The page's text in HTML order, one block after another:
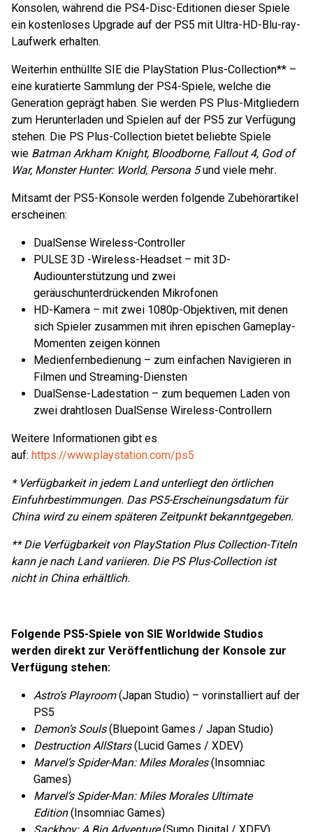
Konsolen, während die PS4-Disc-Editionen dieser Spiele
ein kostenloses Upgrade auf der PS5 mit Ultra-HD-Blu-ray-
Laufwerk erhalten.
Weiterhin enthüllte SIE die PlayStation Plus-Collection** –
eine kuratierte Sammlung der PS4-Spiele, welche die
Generation geprägt haben. Sie werden PS Plus-Mitgliedern
zum Herunterladen und Spielen auf der PS5 zur Verfügung
stehen. Die PS Plus-Collection bietet beliebte Spiele
wie Batman Arkham Knight, Bloodborne, Fallout 4, God of
War, Monster Hunter: World, Persona 5und viele mehr.
Mitsamt der PS5-Konsole werden folgende Zubehörartikel
erscheinen:
DualSense Wireless-Controller
PULSE 3D -Wireless-Headset – mit 3D-
Audiounterstützung und zwei
geräuschunterdrückenden Mikrofonen
HD-Kamera – mit zwei 1080p-Objektiven, mit denen
sich Spieler zusammen mit ihren epischen Gameplay-
Momenten zeigen können
Medienfernbedienung – zum einfachen Navigieren in
Filmen und Streaming-Diensten
DualSense-Ladestation – zum bequemen Laden von
zwei drahtlosen DualSense Wireless-Controllern
Weitere Informationen gibt es
auf: https://www.playstation.com/ps5
* Verfügbarkeit in jedem Land unterliegt den örtlichen
Einfuhrbestimmungen. Das PS5-Erscheinungsdatum für
China wird zu einem späteren Zeitpunkt bekanntgegeben.
** Die Verfügbarkeit von PlayStation Plus Collection-Titeln
kann je nach Land variieren. Die PS Plus-Collection ist
nicht in China erhältlich.
Folgende PS5-Spiele von SIE Worldwide Studios
werden direkt zur Veröffentlichung der Konsole zur
Verfügung stehen:
Astro’s Playroom(Japan Studio) – vorinstalliert auf der
PS5
Demon’s Souls(Bluepoint Games / Japan Studio)
Destruction AllStars(Lucid Games / XDEV)
Marvel’s Spider-Man: Miles Morales(Insomniac
Games)
Marvel’s Spider-Man: Miles Morales Ultimate
Edition(Insomniac Games)
Sackboy: A Big Adventure(Sumo Digital / XDEV)